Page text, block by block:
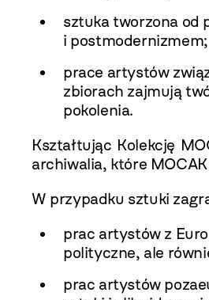
sztuka tworzona od
i postmodernizmem;
prace artystów
zbiorach zajmują
pokolenia.
Kształtując Kolekcję
archiwalia, które
W przypadku sztuki
prac artystów z
polityczne, ale
prac artystów